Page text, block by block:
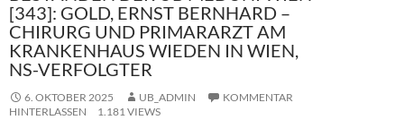
[343]: GOLD, ERNST BERNHARD –
CHIRURG UND PRIMARARZT AM
KRANKENHAUS WIEDEN IN WIEN,
NS-VERFOLGTER
6. OKTOBER 2025 UB_ADMIN
KOMMENTAR
HINTERLASSEN
1.181 VIEWS